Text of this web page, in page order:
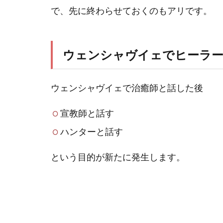
で、先に終わらせておくのもアリです。
ウェンシャヴイェでヒーラ
ウェンシャヴイェで治癒師と話した後
宣教師と話す
ハンターと話す
という目的が新たに発生します。